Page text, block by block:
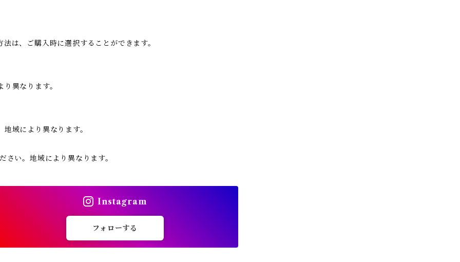
は、ご購入時に選択することができます。
異なります。
域により異なります。
い。地域により異なります。
Instagram
フォローする